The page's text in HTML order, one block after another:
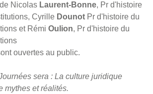
Nicolas Laurent-Bonne, Pr d'histoire
Cyrille Dounot Pr d'histoire du
et Rémi Oulion, Pr d'histoire du
ouvertes au public.
sera : La culture juridique
mythes et réalités.